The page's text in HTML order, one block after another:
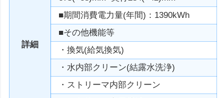
詳細
■期間消費電力量(年間)：1390kWh
■その他機能等
・換気(給気換気)
・水内部クリーン(結露水洗浄)
・ストリーマ内部クリーン